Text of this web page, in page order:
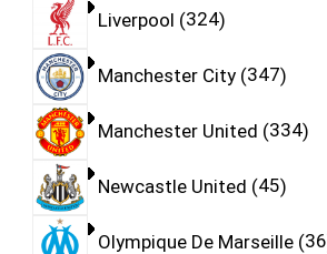
Liverpool 324
Manchester City 347
Manchester United 334
Newcastle United 45
Olympique De Marseille 36